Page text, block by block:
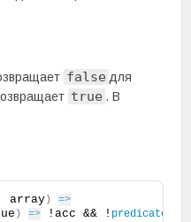
false для
true . В
array ) =>
) => !acc && ! predicate